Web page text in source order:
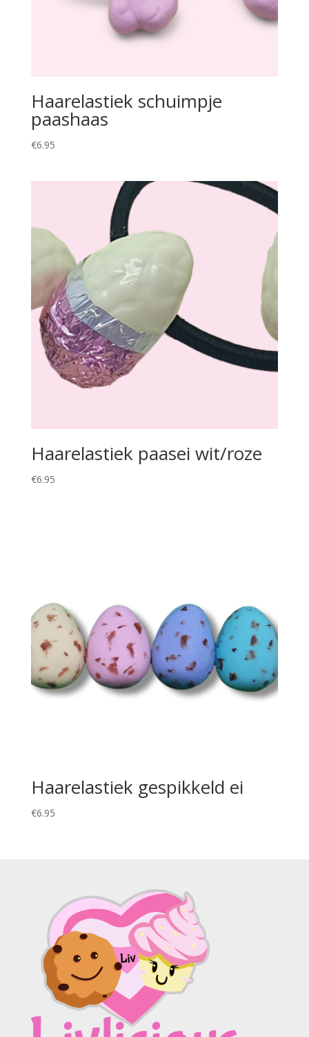
Haarelastiek schuimpje
paashaas
€6.95
Haarelastiek paasei wit/roze
€6.95
Haarelastiek gespikkeld ei
€6.95